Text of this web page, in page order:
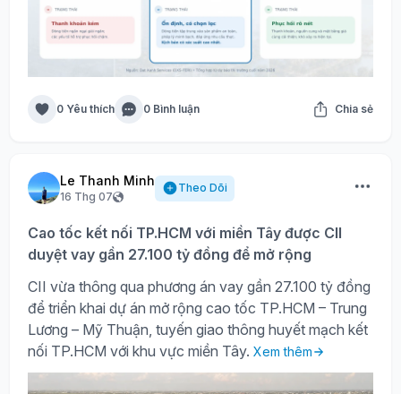
0 Yêu thích 0 Bình luận Chia sẻ
Le Thanh Minh
16 Thg 07
Theo Dõi
Cao tốc kết nối TP.HCM với miền Tây được CII
duyệt vay gần 27.100 tỷ đồng để mở rộng
CII vừa thông qua phương án vay gần 27.100 tỷ đồng
để triển khai dự án mở rộng cao tốc TP.HCM – Trung
Lương – Mỹ Thuận, tuyến giao thông huyết mạch kết
nối TP.HCM với khu vực miền Tây. Xem thêm